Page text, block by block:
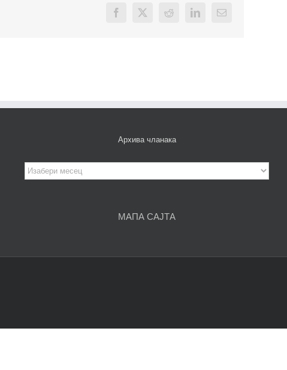
Facebook
X Reddit LinkedInEmail
Архива чланака
Архива
чланака
МАПА САЈТА